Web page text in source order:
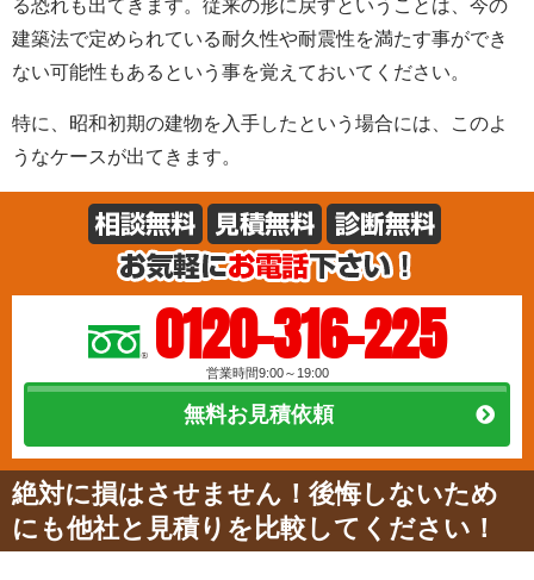
る恐れも出てきます。従来の形に戻すということは、今の
建築法で定められている耐久性や耐震性を満たす事ができ
ない可能性もあるという事を覚えておいてください。
特に、昭和初期の建物を入手したという場合には、このよ
うなケースが出てきます。
0120-316-225
営業時間9:00～19:00
無料お見積依頼
絶対に損はさせません！後悔しないため
にも他社と見積りを比較してください！